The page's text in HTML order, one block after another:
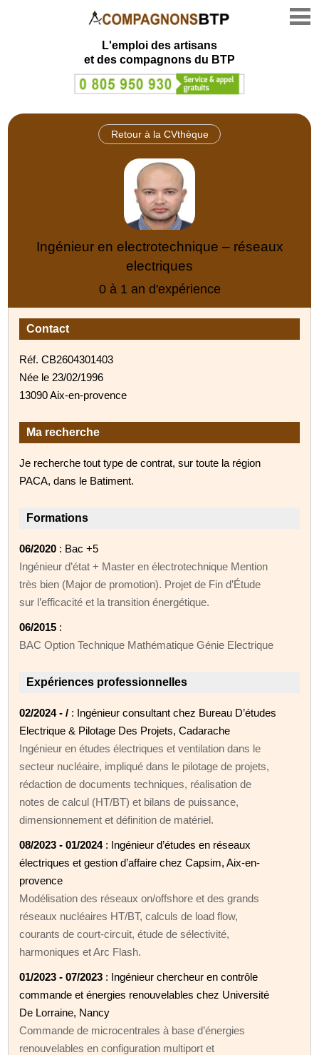
L'emploi des artisans
et des compagnons du BTP
Retour à la CVthèque
Ingénieur en electrotechnique – réseaux
electriques
0 à 1 an d'expérience
Contact
Réf. CB2604301403
Née le 23/02/1996
13090 Aix-en-provence
Ma recherche
Je recherche tout type de contrat, sur toute la région
PACA, dans le Batiment.
Formations
06/2020 : Bac +5
Ingénieur d’état + Master en électrotechnique Mention
très bien (Major de promotion). Projet de Fin d’Étude
sur l’efficacité et la transition énergétique.
06/2015 :
BAC Option Technique Mathématique Génie Electrique
Expériences professionnelles
02/2024 - / : Ingénieur consultant chez Bureau D’études
Electrique & Pilotage Des Projets, Cadarache
Ingénieur en études électriques et ventilation dans le
secteur nucléaire, impliqué dans le pilotage de projets,
rédaction de documents techniques, réalisation de
notes de calcul (HT/BT) et bilans de puissance,
dimensionnement et définition de matériel.
08/2023 - 01/2024: Ingénieur d’études en réseaux
électriques et gestion d’affaire chez Capsim, Aix-en-
provence
Modélisation des réseaux on/offshore et des grands
réseaux nucléaires HT/BT, calculs de load flow,
courants de court-circuit, étude de sélectivité,
harmoniques et Arc Flash.
01/2023 - 07/2023 : Ingénieur chercheur en contrôle
commande et énergies renouvelables chez Université
De Lorraine, Nancy
Commande de microcentrales à base d’énergies
renouvelables en configuration multiport et